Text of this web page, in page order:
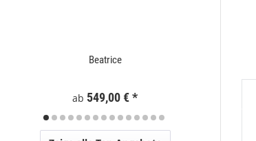
Beatrice
ab 549,00 €*